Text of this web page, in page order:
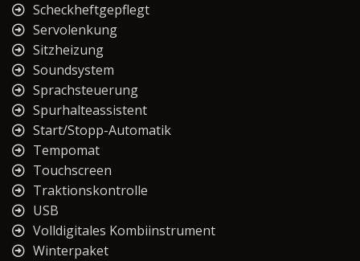
Scheckheftgepflegt
Servolenkung
Sitzheizung
Soundsystem
Sprachsteuerung
Spurhalteassistent
Start/Stopp-Automatik
Tempomat
Touchscreen
Traktionskontrolle
USB
Volldigitales Kombiinstrument
Winterpaket